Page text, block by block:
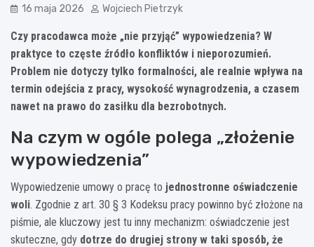
16 maja 2026 Wojciech Pietrzyk
Czy pracodawca może „nie przyjąć” wypowiedzenia? W
praktyce to częste źródło konfliktów i nieporozumień.
Problem nie dotyczy tylko formalności, ale realnie wpływa na
termin odejścia z pracy, wysokość wynagrodzenia, a czasem
nawet na prawo do zasiłku dla bezrobotnych.
Na czym w ogóle polega „złożenie
wypowiedzenia”
Wypowiedzenie umowy o pracę to jednostronne oświadczenie
woli. Zgodnie z art. 30 § 3 Kodeksu pracy powinno być złożone na
piśmie, ale kluczowy jest tu inny mechanizm: oświadczenie jest
skuteczne, gdy dotrze do drugiej strony w taki sposób, że